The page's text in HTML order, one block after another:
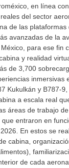
en línea
del sector
de las plataformas
avanzadas de la
para ese fin
y realidad
de 3,700
inmersivas
Kukulkán y B787-
a escala real
áreas de trabajo
entraron en
En estos se
cabina,
de cada